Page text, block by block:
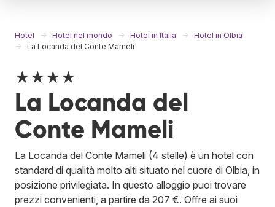
Hotel Hotel nel mondo Hotel in Italia
Hotel in Olbia
La Locanda del Conte Mameli
★★★★
La Locanda del
Conte Mameli
La Locanda del Conte Mameli (4 stelle) è un hotel con
standard di qualità molto alti situato nel cuore di Olbia, in
posizione privilegiata. In questo alloggio puoi trovare
prezzi convenienti, a partire da 207 €. Offre ai suoi